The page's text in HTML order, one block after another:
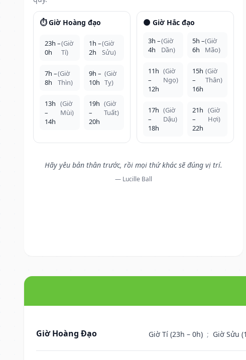
⏱️ Giờ Hoàng đạo
23h –
0h
(Giờ
Tí)
1h –
2h
(Giờ
Sửu)
7h –
8h
(Giờ
Thìn)
9h –
10h
(Giờ
Tỵ)
13h
–
14h
(Giờ
Mùi)
19h
–
20h
(Giờ
Tuất)
🌑 Giờ Hắc đạo
3h –
4h
(Giờ
Dần)
5h –
6h
(Giờ
Mão)
11h
–
12h
(Giờ
Ngọ)
15h
–
16h
(Giờ
Thân)
17h
–
18h
(Giờ
Dậu)
21h
–
22h
(Giờ
Hợi)
Hãy yêu bản thân trước, rồi mọi thứ khác sẽ đúng vị trí.
— Lucille Ball
Giờ Hoàng Đạo Giờ Tí (23h – 0h) ; Giờ Sửu